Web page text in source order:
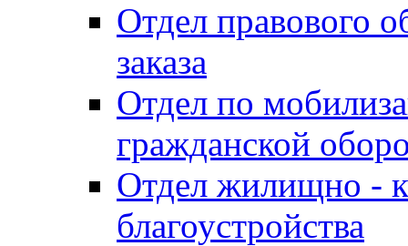
Отдел правового
заказа
Отдел по
гражданской
Отдел жилищно -
благоустройства